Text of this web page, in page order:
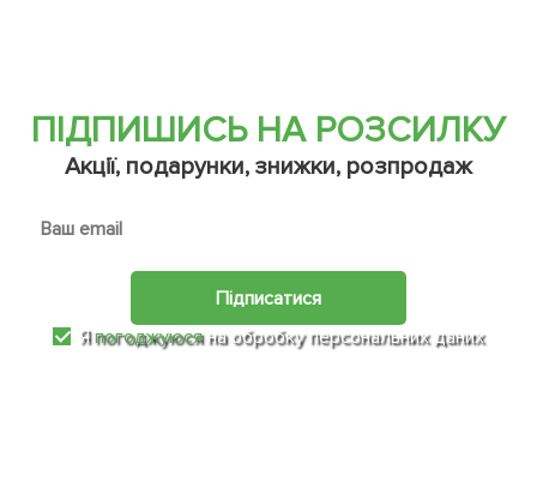
ПІДПИШИСЬ НА РОЗСИЛКУ
Акції, подарунки, знижки, розпродаж
Підписатися
Япогоджуюсяна обробку персональних даних